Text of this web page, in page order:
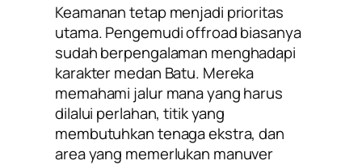
Keamanan tetap menjadi prioritas
utama. Pengemudi offroad biasanya
sudah berpengalaman menghadapi
karakter medan Batu. Mereka
memahami jalur mana yang harus
dilalui perlahan, titik yang
membutuhkan tenaga ekstra, dan
area yang memerlukan manuver